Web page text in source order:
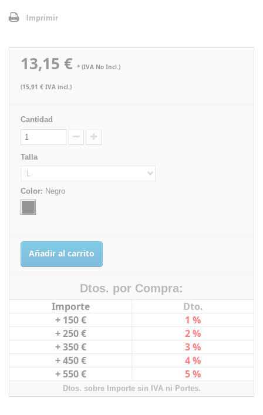
Imprimir
13,15 € * (IVA No Incl.)
(15,91 € IVA incl.)
Cantidad
Talla
Color: Negro
Añadir al carrito
Dtos. por Compra:
Importe
Dto.
+ 150 €
1 %
+ 250 €
2 %
+ 350 €
3 %
+ 450 €
4 %
+ 550 €
5 %
Dtos. sobre Importe sin IVA ni Portes.